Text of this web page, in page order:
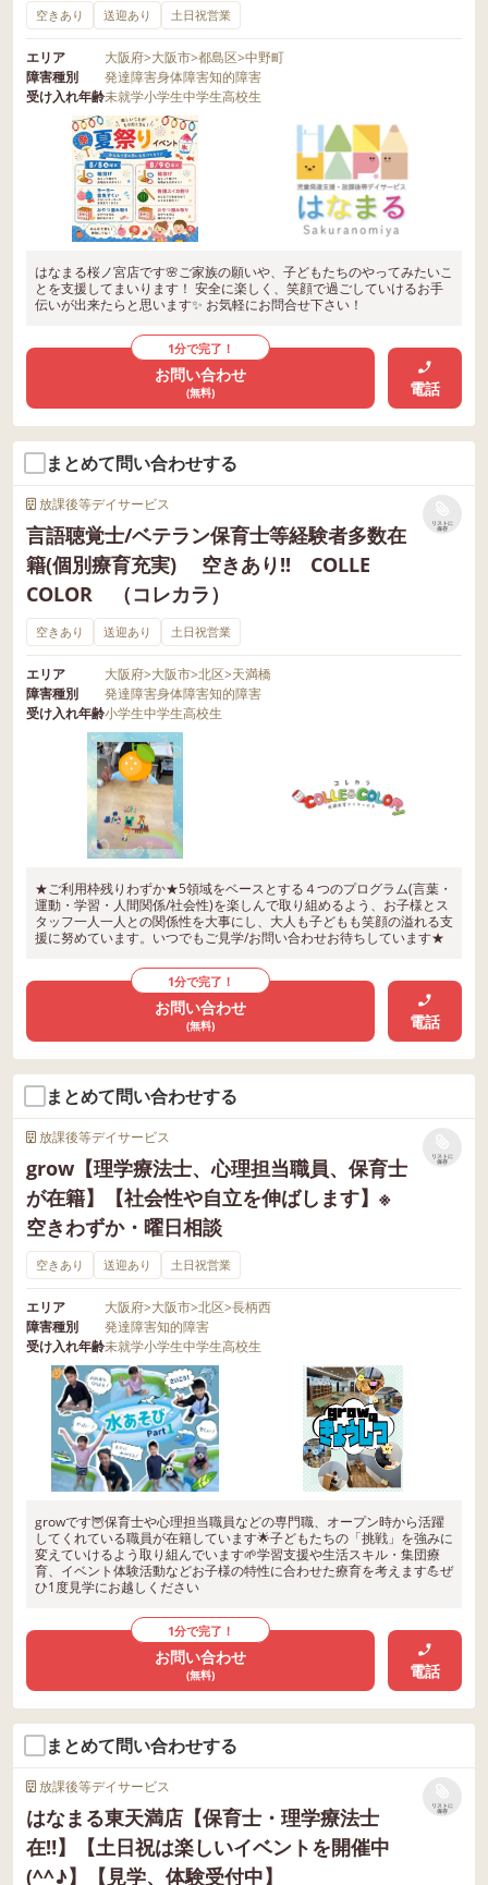
空きあり 送迎あり 土日祝営業
エリア 大阪府>大阪市>都島区>中野町
障害種別
発達障害身体障害知的障害
受け入れ年齢未就学小学生中学生高校生
はなまる桜ノ宮店です🌸ご家族の願いや、子どもたちのやってみたいこ
とを支援してまいります！ 安全に楽しく、笑顔で過ごしていけるお手
伝いが出来たらと思います✨ お気軽にお問合せ下さい！
1分で完了！
お問い合わせ
(無料) 電話
まとめて問い合わせする
放課後等デイサービス
言語聴覚士/ベテラン保育士等経験者多数在
籍(個別療育充実) 空きあり!! COLLE
COLOR （コレカラ）
リストに
保存
空きあり 送迎あり 土日祝営業
エリア 大阪府>大阪市>北区>天満橋
障害種別
発達障害身体障害知的障害
受け入れ年齢小学生中学生高校生
★ご利用枠残りわずか★5領域をベースとする４つのプログラム(言葉・
運動・学習・人間関係/社会性)を楽しんで取り組めるよう、お子様とス
タッフ一人一人との関係性を大事にし、大人も子どもも笑顔の溢れる支
援に努めています。いつでもご見学/お問い合わせお待ちしています★
1分で完了！
お問い合わせ
(無料) 電話
まとめて問い合わせする
放課後等デイサービス
grow【理学療法士、心理担当職員、保育士
が在籍】【社会性や自立を伸ばします】※
空きわずか・曜日相談
リストに
保存
空きあり 送迎あり 土日祝営業
エリア 大阪府>大阪市>北区>長柄西
障害種別
発達障害知的障害
受け入れ年齢未就学小学生中学生高校生
growです🦉保育士や心理担当職員などの専門職、オープン時から活躍
してくれている職員が在籍しています🌟子どもたちの「挑戦」を強みに
変えていけるよう取り組んでいます🌱学習支援や生活スキル・集団療
育、イベント体験活動などお子様の特性に合わせた療育を考えます💪ぜ
ひ1度見学にお越しください
1分で完了！
お問い合わせ
(無料) 電話
まとめて問い合わせする
放課後等デイサービス
はなまる東天満店【保育士・理学療法士
在‼】【土日祝は楽しいイベントを開催中
(^^♪】【見学、体験受付中】
リストに
保存